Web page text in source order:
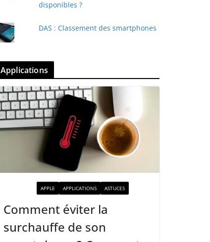
disponibles ?
DAS : Classement des smartphones
Applications
APPLE APPLICATIONS ASTUCES
Comment éviter la
surchauffe de son